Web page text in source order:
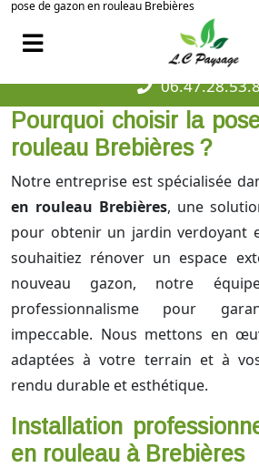
pose de gazon en rouleau Brebières
Pourquoi choisir la
rouleau Brebières ?
Notre entreprise est spécialisée
en rouleau Brebières, une
pour obtenir un jardin verdoyant
souhaitiez rénover un espace
nouveau gazon, notre
professionnalisme pour
impeccable. Nous mettons en
adaptées à votre terrain et à
rendu durable et esthétique.
Installation
en rouleau à Brebières